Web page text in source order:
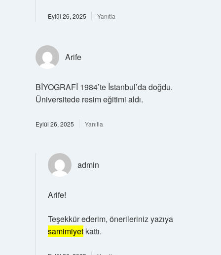
Eylül 26, 2025 Yanıtla
Arife
BİYOGRAFİ 1984’te İstanbul’da doğdu.
Üniversitede resim eğitimi aldı.
Eylül 26, 2025 Yanıtla
admin
Arife!
Teşekkür ederim, önerileriniz yazıya
samimiyetkattı.